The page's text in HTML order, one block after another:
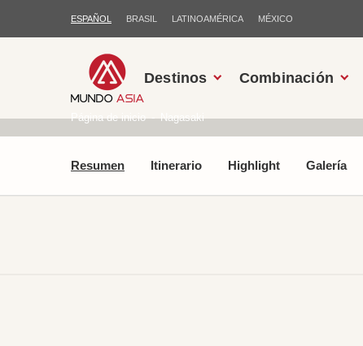
ESPAÑOL BRASIL LATINOAMÉRICA MÉXICO
Destinos Combinación
Página de inicio Nagasaki
Resumen Itinerario Highlight Galería